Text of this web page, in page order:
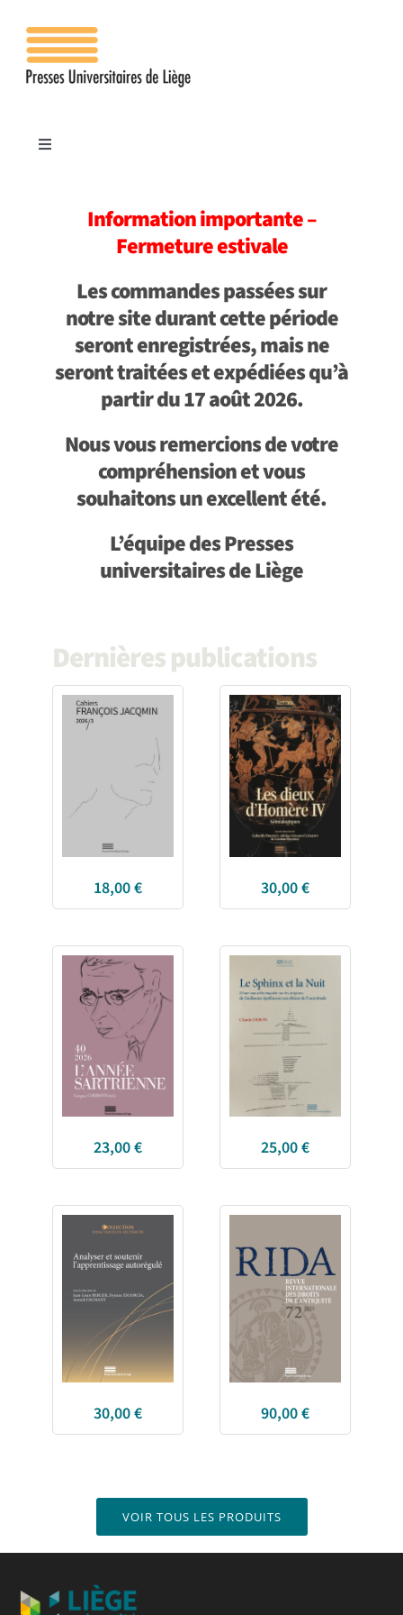
contenu
Toggle
Publications
Contacts
Panier WooCommerce
Information importante –
Fermeture estivale
Les commandes passées sur
notre site durant cette période
seront enregistrées, mais ne
seront traitées et expédiées qu’à
partir du 17 août 2026.
Nous vous remercions de votre
compréhension et vous
souhaitons un excellent été.
L’équipe des Presses
universitaires de Liège
Dernières publications
18,00€
Les dieux
d’Homère
IV
30,00€
L’Année
23,00€
Le Sphinx
et la Nuit
25,00€
Analyser et
l’apprentissage
autorégulé :
diversité
contextes
et de
30,00€
Revue
des droits
90,00€
VOIR TOUS LES PRODUITS